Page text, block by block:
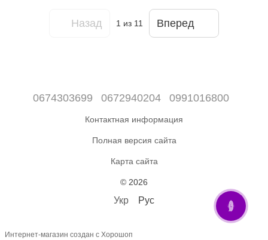
Назад 1 из 11 Вперед
0674303699 0672940204 0991016800
Контактная информация
Полная версия сайта
Карта сайта
© 2026
Укр Рус
Интернет-магазин создан с Хорошоп
ОНЛАЙН ЧАТ